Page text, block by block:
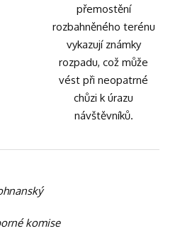
přemostění
rozbahněného terénu
vykazují známky
rozpadu, což může
vést při neopatrné
chůzi k úrazu
návštěvníků.
komise